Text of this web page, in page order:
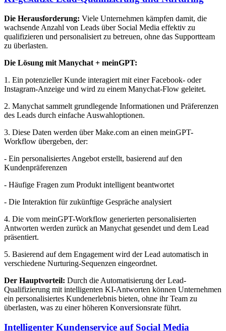
Die Herausforderung: Viele Unternehmen kämpfen damit, die
wachsende Anzahl von Leads über Social Media effektiv zu
qualifizieren und personalisiert zu betreuen, ohne das Supportteam
zu überlasten.
Die Lösung mit Manychat + meinGPT:
1. Ein potenzieller Kunde interagiert mit einer Facebook- oder
Instagram-Anzeige und wird zu einem Manychat-Flow geleitet.
2. Manychat sammelt grundlegende Informationen und Präferenzen
des Leads durch einfache Auswahloptionen.
3. Diese Daten werden über Make.com an einen meinGPT-
Workflow übergeben, der:
- Ein personalisiertes Angebot erstellt, basierend auf den
Kundenpräferenzen
- Häufige Fragen zum Produkt intelligent beantwortet
- Die Interaktion für zukünftige Gespräche analysiert
4. Die vom meinGPT-Workflow generierten personalisierten
Antworten werden zurück an Manychat gesendet und dem Lead
präsentiert.
5. Basierend auf dem Engagement wird der Lead automatisch in
verschiedene Nurturing-Sequenzen eingeordnet.
Der Hauptvorteil: Durch die Automatisierung der Lead-
Qualifizierung mit intelligenten KI-Antworten können Unternehmen
ein personalisiertes Kundenerlebnis bieten, ohne ihr Team zu
überlasten, was zu einer höheren Konversionsrate führt.
Intelligenter Kundenservice auf Social Media